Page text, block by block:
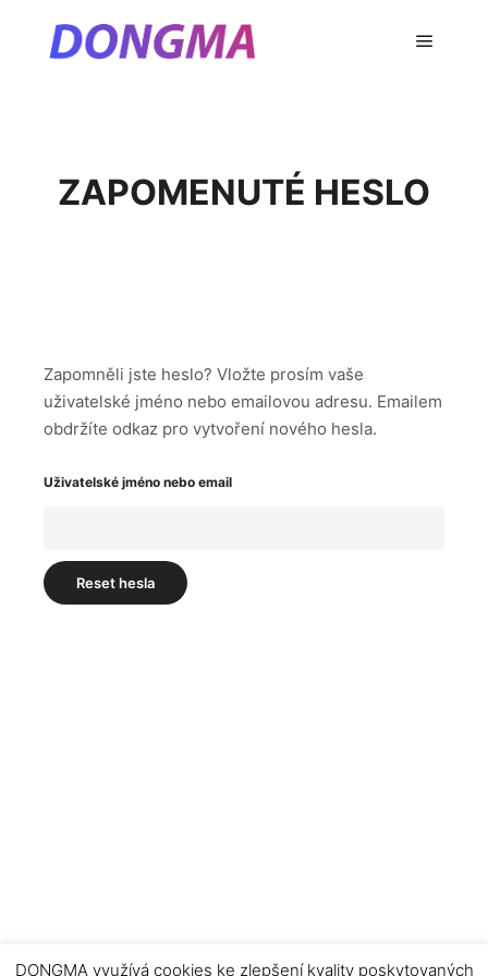
ZAPOMENUTÉ HESLO
Zapomněli jste heslo? Vložte prosím vaše
uživatelské jméno nebo emailovou adresu. Emailem
obdržíte odkaz pro vytvoření nového hesla.
Uživatelské jméno nebo email
Reset hesla
DONGMA využívá cookies ke zlepšení kvality poskytovaných